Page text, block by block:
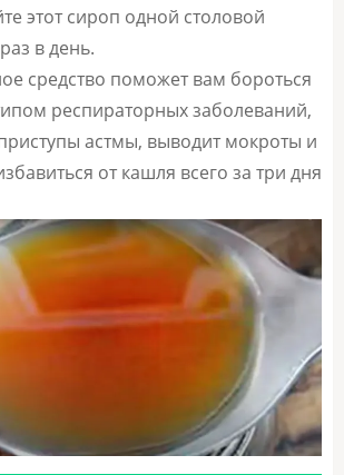
этот сироп одной столовой
в день.
средство поможет вам бороться
респираторных заболеваний,
астмы, выводит мокроты и
от кашля всего за три дня